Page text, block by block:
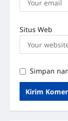
Situs Web
Simpan